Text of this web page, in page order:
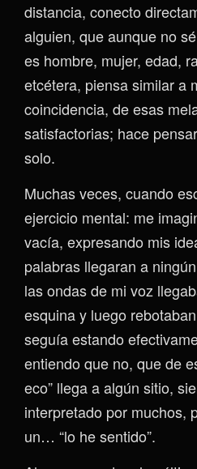
distancia, conecto
alguien, que aunque no
es hombre, mujer, edad,
etcétera, piensa similar
coincidencia, de esas
satisfactorias; hace
solo.
Muchas veces, cuando
ejercicio mental: me
vacía, expresando mis
palabras llegaran a
las ondas de mi voz
esquina y luego
seguía estando
entiendo que no, que de
eco” llega a algún sitio,
interpretado por muchos,
un… “lo he sentido”.